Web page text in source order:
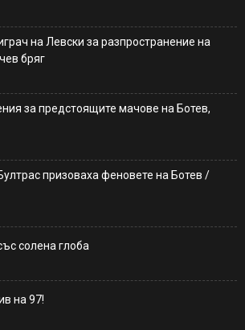
на Левски за разпространение на
бряг
за предстоящите мачове на Ботев,
призоваха феновете на Ботев /
солена глоба
на 97!